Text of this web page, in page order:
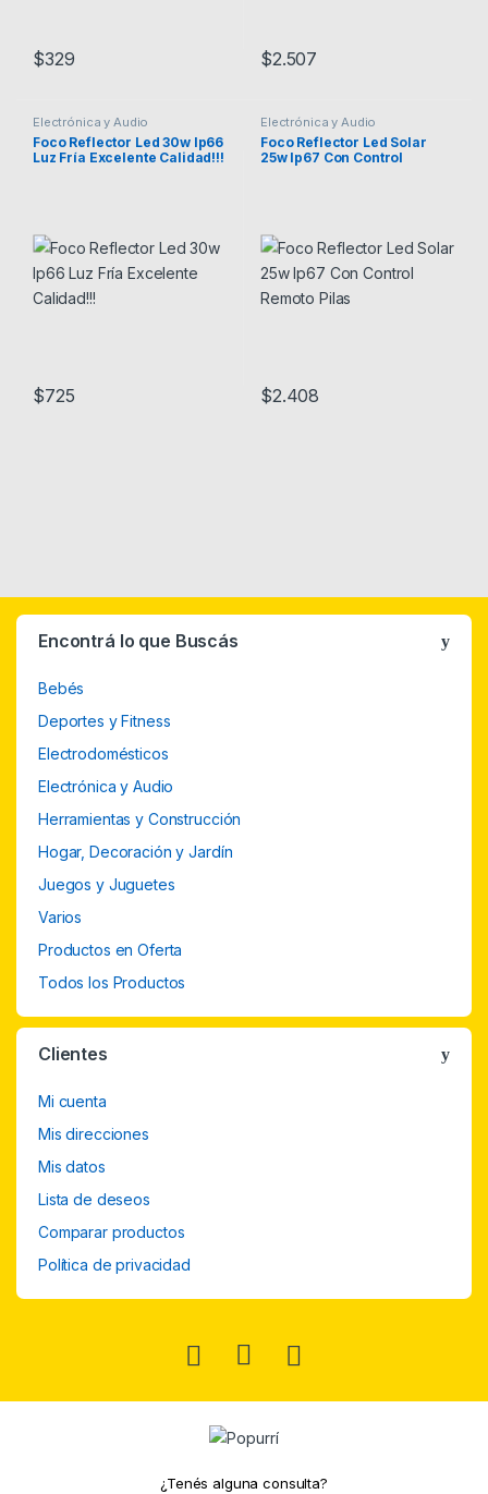
$329 $2.507
Electrónica y Audio
Foco Reflector Led 30w Ip66
Luz Fría Excelente Calidad!!!
$725
Electrónica y Audio
Foco Reflector Led Solar
25w Ip67 Con Control
$2.408
Encontrá lo que Buscás
Bebés
Deportes y Fitness
Electrodomésticos
Electrónica y Audio
Herramientas y Construcción
Hogar, Decoración y Jardín
Juegos y Juguetes
Varios
Productos en Oferta
Todos los Productos
Clientes
Mi cuenta
Mis direcciones
Mis datos
Lista de deseos
Comparar productos
Política de privacidad
¿Tenés alguna consulta?